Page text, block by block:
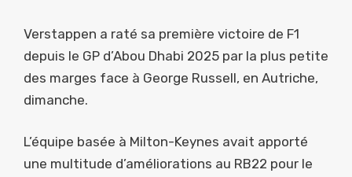
Verstappen a raté sa première victoire de F1
depuis le GP d’Abou Dhabi 2025 par la plus petite
des marges face à George Russell, en Autriche,
dimanche.
L’équipe basée à Milton-Keynes avait apporté
une multitude d’améliorations au RB22 pour le